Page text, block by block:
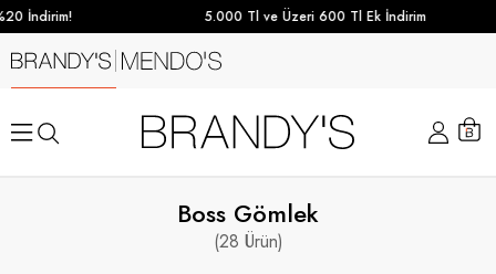
5.000 Tl ve Üzeri 600 Tl Ek İndirim
Boss Gömlek
28